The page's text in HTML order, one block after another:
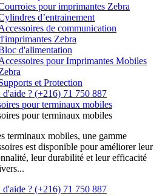
pour imprimantes Zebra
d’entrainement
de communication
Zebra
d'alimentation
pour Imprimantes Mobiles
et Protection
d'aide ? (+216) 71 750 887
pour terminaux mobiles
pour terminaux mobiles
terminaux mobiles, une gamme
est disponible pour améliorer leur
leur durabilité et leur efficacité
d'aide ? (+216) 71 750 887